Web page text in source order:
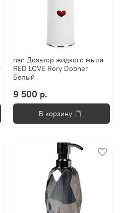
nan Дозатор жидкого мыла
RED LOVE Rory Dobner
Белый
9 500 р.
В корзину